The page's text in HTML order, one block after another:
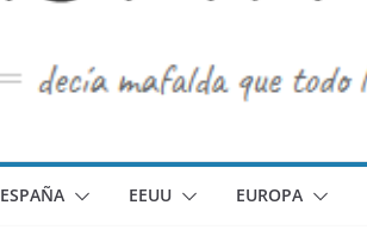
ESPAÑA EEUU EUROPA